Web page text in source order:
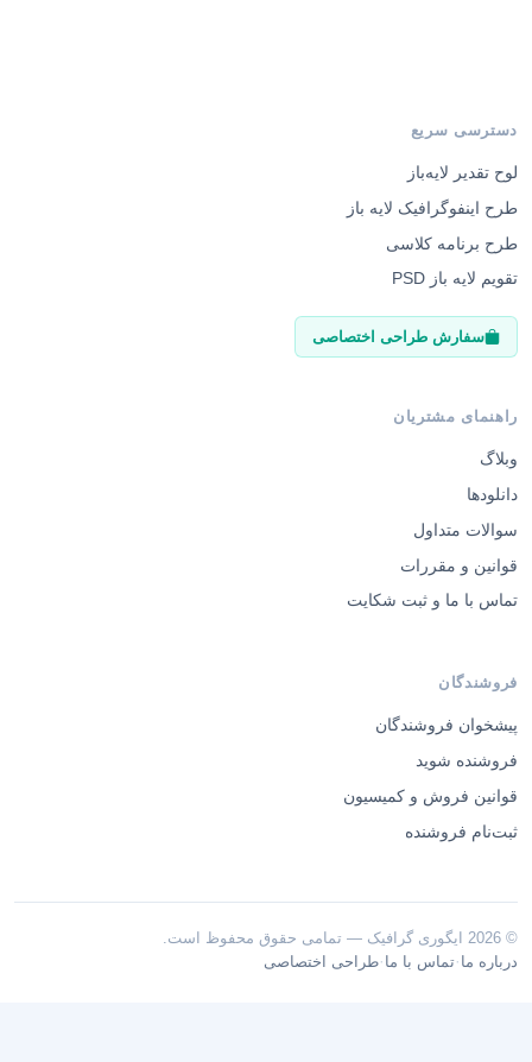
دسترسی سریع
لوح تقدیر لایه‌باز
طرح اینفوگرافیک لایه باز
طرح برنامه کلاسی
تقویم لایه باز PSD
سفارش طراحی اختصاصی
راهنمای مشتریان
وبلاگ
دانلودها
سوالات متداول
قوانین و مقررات
تماس با ما و ثبت شکایت
فروشندگان
پیشخوان فروشندگان
فروشنده شوید
قوانین فروش و کمیسیون
ثبت‌نام فروشنده
© 2026 ایگوری گرافیک — تمامی حقوق محفوظ است.
درباره ما ·تماس با ما ·طراحی اختصاصی